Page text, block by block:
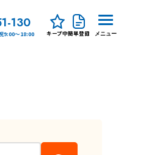
130
9:00～18:00 キープ中簡単登録 メニュー